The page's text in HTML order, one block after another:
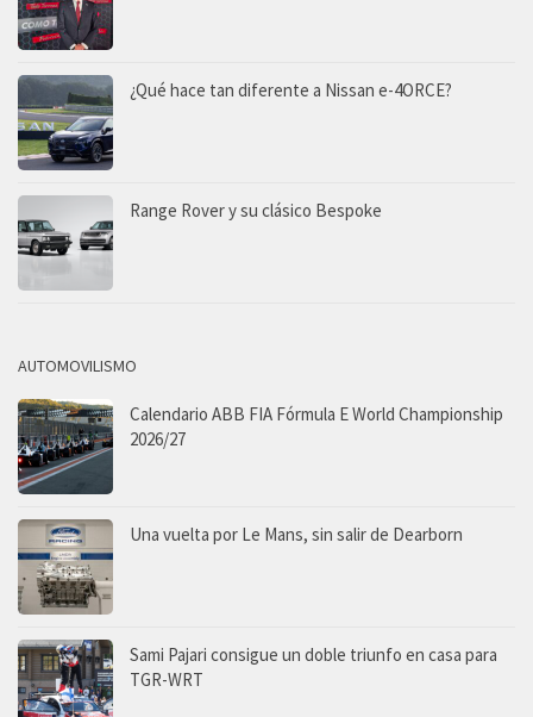
¿Qué hace tan diferente a Nissan e-4ORCE?
Range Rover y su clásico Bespoke
AUTOMOVILISMO
Calendario ABB FIA Fórmula E World Championship
2026/27
Una vuelta por Le Mans, sin salir de Dearborn
Sami Pajari consigue un doble triunfo en casa para
TGR-WRT